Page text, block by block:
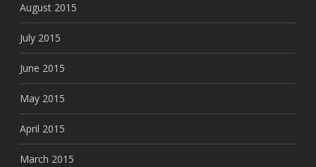
August 2015
July 2015
June 2015
May 2015
April 2015
March 2015